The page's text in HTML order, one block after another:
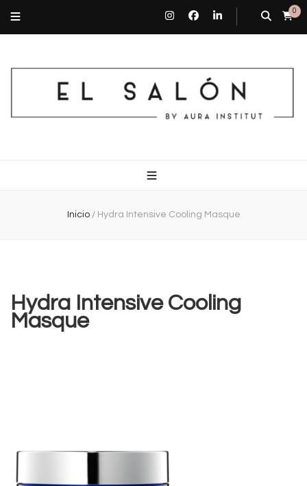
0
Inicio / Hydra Intensive Cooling Masque
Hydra Intensive Cooling
Masque